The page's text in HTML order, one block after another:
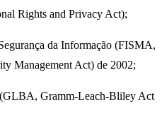
Rights and Privacy Act);
da Informação (FISMA,
Management Act) de 2002;
Gramm-Leach-Bliley Act